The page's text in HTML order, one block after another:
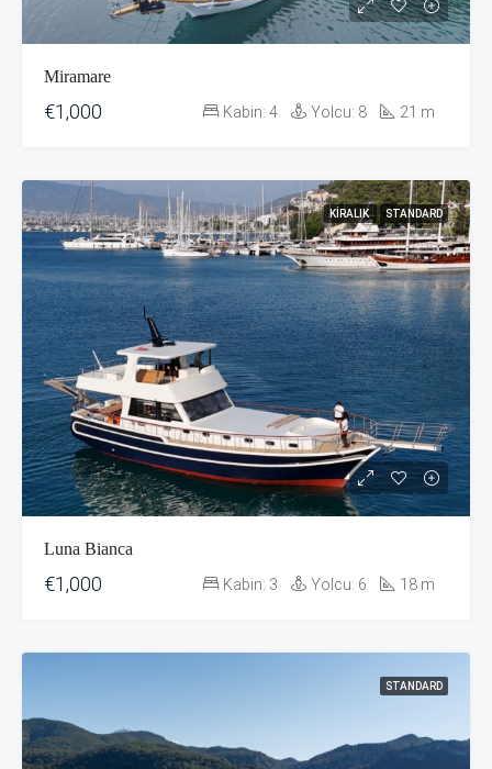
Miramare
€1,000 Kabin: 4 Yolcu: 8 21 m
KIRALIK STANDARD
Luna Bianca
€1,000 Kabin: 3 Yolcu: 6 18 m
STANDARD